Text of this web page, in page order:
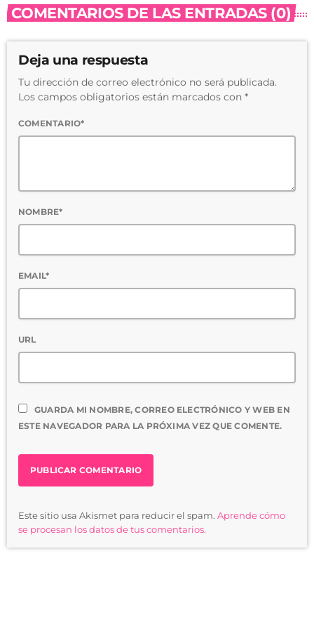
COMENTARIOS DE LAS ENTRADAS (0)
Deja una respuesta
Tu dirección de correo electrónico no será publicada.
Los campos obligatorios están marcados con *
COMENTARIO*
NOMBRE*
EMAIL*
URL
GUARDA MI NOMBRE, CORREO ELECTRÓNICO Y WEB EN
ESTE NAVEGADOR PARA LA PRÓXIMA VEZ QUE COMENTE.
Este sitio usa Akismet para reducir el spam. Aprende cómo
se procesan los datos de tus comentarios.